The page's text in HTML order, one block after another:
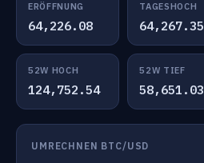
ERÖFFNUNG
64,226.08
TAGESHOCH
64,267.35
52W HOCH
124,752.54
52W TIEF
58,651.03
UMRECHNEN BTC/USD